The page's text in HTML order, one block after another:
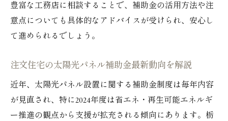
豊富な工務店に相談することで、補助金の活用方法や注
意点についても具体的なアドバイスが受けられ、安心し
て進められるでしょう。
注文住宅の太陽光パネル補助金最新動向を解説
近年、太陽光パネル設置に関する補助金制度は毎年内容
が見直され、特に2024年度は省エネ・再生可能エネルギ
ー推進の観点から支援が拡充される傾向にあります。栃